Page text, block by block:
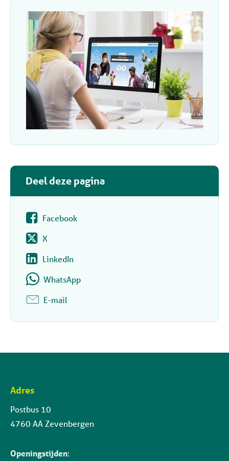
Deel deze pagina
Facebook
X
LinkedIn
WhatsApp
E-mail
Contactinformatie
Adres
Postbus 10
4760 AA Zevenbergen
Openingstijden: